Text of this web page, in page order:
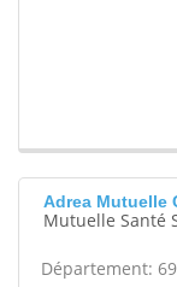
Adrea Mutuelle
Mutuelle Santé
Département: 69